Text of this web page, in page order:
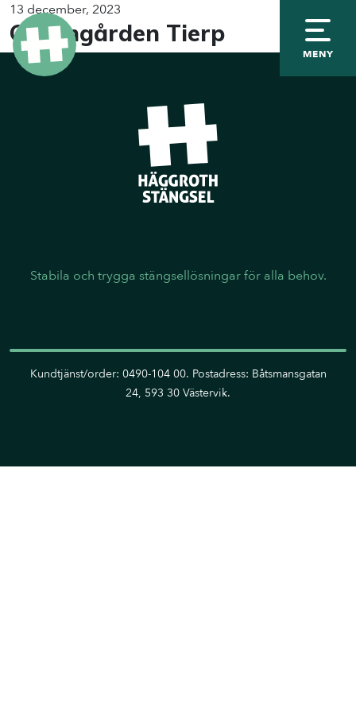
MENY
13 december, 2023
Granngården Tierp
Stabila och trygga stängsellösningar för alla behov.
Kundtjänst/order: 0490-104 00. Postadress: Båtsmansgatan
24, 593 30 Västervik.